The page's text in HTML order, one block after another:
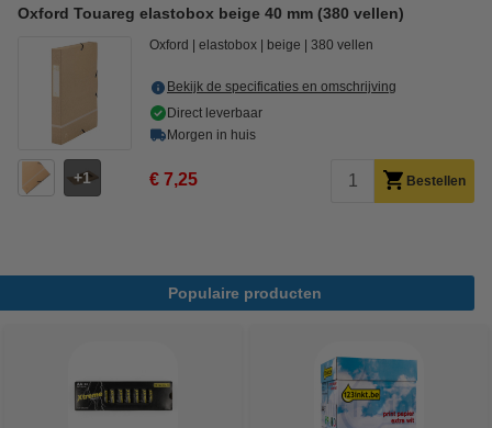
Oxford Touareg elastobox beige 40 mm (380 vellen)
1
Oxford elastobox beige 380 vellen
Bekijk de specificaties en omschrijving
Direct leverbaar
Morgen in huis
€ 7,25 Bestellen
Populaire producten